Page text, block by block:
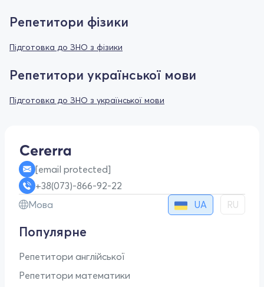
Репетитори фізики
Підготовка до ЗНО з фізики
Репетитори української мови
Підготовка до ЗНО з української мови
[email protected]
+38(073)-866-92-22
Мова
UA RU
Популярне
Репетитори англійської
Репетитори математики